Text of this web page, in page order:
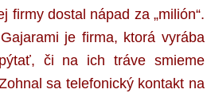
firmy dostal nápad za „milión“.
je firma, ktorá vyrába
či na ich tráve smieme
sa telefonický kontakt na